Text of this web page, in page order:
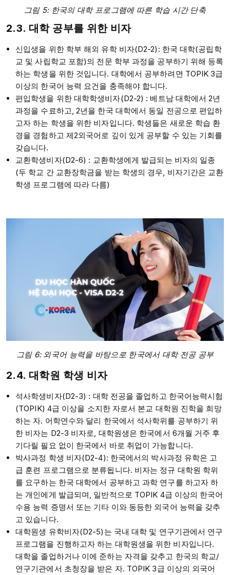
그림 5: 한국의 대학 프로그램에 따른 학습 시간 단축
2.3. 대학 공부를 위한 비자
신입생을 위한 학부 해외 유학 비자(D2-2): 한국 대학(공립학
교 및 사립학교 포함)의 전문 학부 과정을 공부하기 위해 등록
하는 학생을 위한 것입니다. 대학에서 공부하려면 TOPIK 3급
이상의 한국어 능력 요건을 충족해야 합니다.
편입학생을 위한 대학학생비자(D2-2) : 베트남 대학에서 2년
과정을 수료하고, 2년을 한국 대학에서 동일 전공으로 편입하
고자 하는 학생을 위한 비자입니다. 학생들은 새로운 학습 환
경을 경험하고 제2외국어로 깊이 있게 공부할 수 있는 기회를
갖습니다.
교환학생비자(D2-6) : 교환학생에게 발급되는 비자의 일종
(두 학교 간 교환장학금을 받는 학생의 경우, 비자기간은 교환
학생 프로그램에 따라 다름)
그림 6: 외국어 능력을 바탕으로 한국에서 대학 전공 공부
2.4. 대학원 학생 비자
석사학생비자(D2-3) : 대학 전공을 졸업하고 한국어능력시험
(TOPIK) 4급 이상을 소지한 자로서 본교 대학원 진학을 희망
하는 자. 어학연수와 달리 한국에서 석사학위를 공부하기 위
한 비자는 D2-3 비자로, 대학원생은 한국에서 6개월 거주 후
기다릴 필요 없이 한국에서 바로 취업이 가능합니다.
박사과정 학생 비자(D2-4): 한국에서의 박사과정 유학은 고
급 훈련 프로그램으로 분류됩니다. 비자는 정규 대학원 학위
를 요구하는 한국 대학에서 공부하고 과학 연구를 하고자 하
는 개인에게 발급되며, 일반적으로 TOPIK 4급 이상의 한국어
수용 능력 증명서 또는 기타 이와 동등한 외국어 능력을 갖추
고 있습니다.
대학원생 유학비자(D2-5)는 국내 대학 및 연구기관에서 연구
프로그램을 진행하고자 하는 대학원생을 위한 비자입니다.
대학을 졸업하거나 이에 준하는 자격을 갖추고 한국의 학교/
연구기관에서 초청장을 받은 자. TOPIK 3급 이상의 외국어